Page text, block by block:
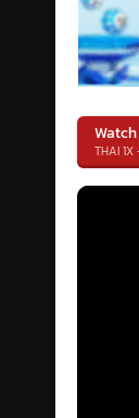
Watch
THAI 1X